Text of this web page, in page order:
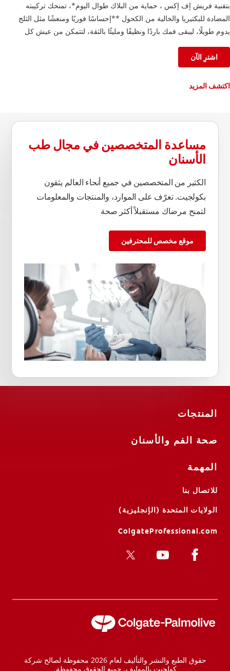
بتقنية فريش إف إكس ، حماية من البلاك طوال اليوم*، تمنحك تركيبته
المضادة للبكتيريا والخالية من الكحول **إحساسًا فوريًا ومنعشًا مثل الثلج
يدوم طويلًا، ليبقى فمك باردًا ونظيفًا ومليئًا بالثقة، لتتمكن من عيش كل
اشترِ الآن
اكتشف المزيد
مساعدة المتخصصين في مجال طب
الأسنان
الكثير من المتخصصين في جميع أنحاء العالم يثقون
بكولجيت. تعرّف على الموارد، والمنتجات والمعلومات
لتمنح مرضاك مستقبلاً أكثر صحة
موقع مخصص للمحترفين
المنتجات
صحة الفم والأسنان
المهمة
للاتصال بنا
الولايات المتحدة (الإنجليزية)
ColgateProfessional.com
حقوق الطبع والنشر والتأليف لعام 2026 محفوظة لصالح شركة
كولجيت بالموليف. جميع الحقوق محفوظة.